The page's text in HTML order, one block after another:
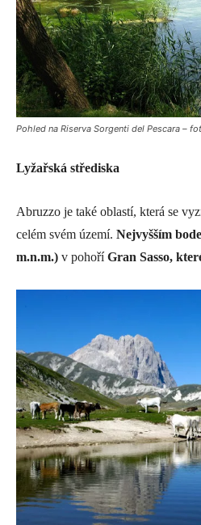
Pohled na Riserva Sorgenti del Pescara –
Lyžařská střediska
Abruzzo je také oblastí, která se
celém svém území. Nejvyšším
m.n.m.) v pohoříGran Sasso,